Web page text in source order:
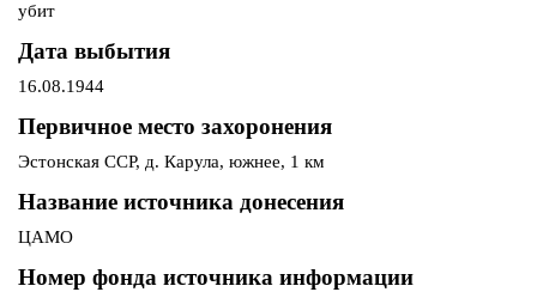
убит
Дата выбытия
16.08.1944
Первичное место захоронения
Эстонская ССР, д. Карула, южнее, 1 км
Название источника донесения
ЦАМО
Номер фонда источника информации